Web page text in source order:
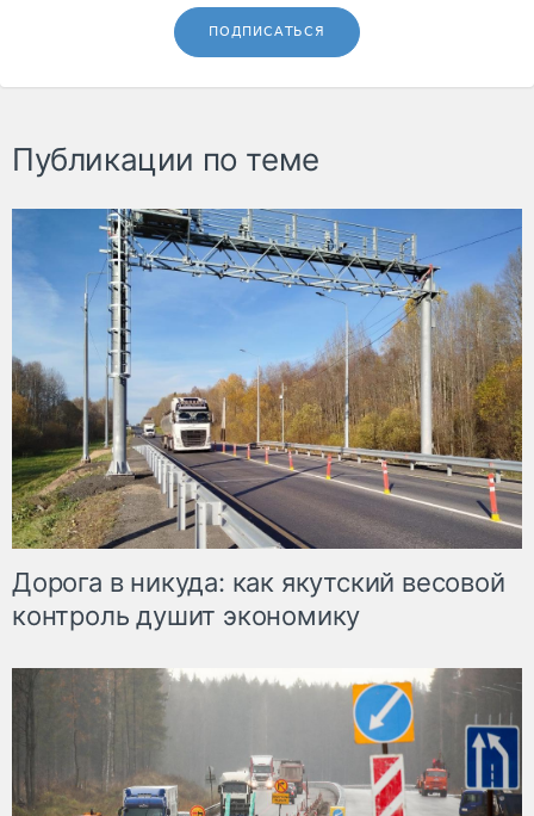
ПОДПИСАТЬСЯ
Публикации по теме
Дорога в никуда: как якутский весовой
контроль душит экономику